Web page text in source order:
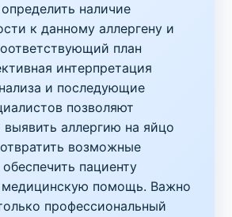
наличие
к данному аллергену и
план
интерпретация
и последующие
позволяют
аллергию на яйцо
возможные
пациенту
помощь. Важно
профессиональный